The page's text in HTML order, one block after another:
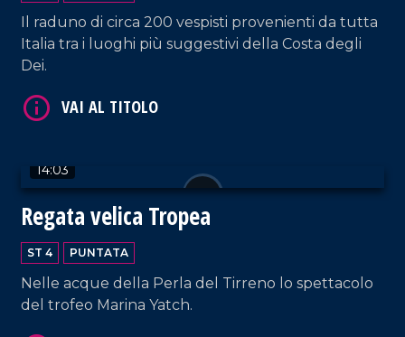
Il raduno di circa 200 vespisti provenienti da tutta
Italia tra i luoghi più suggestivi della Costa degli
Dei.
14:03
Regata velica Tropea
ST 4 PUNTATA
Nelle acque della Perla del Tirreno lo spettacolo
del trofeo Marina Yatch.
VAI AL TITOLO